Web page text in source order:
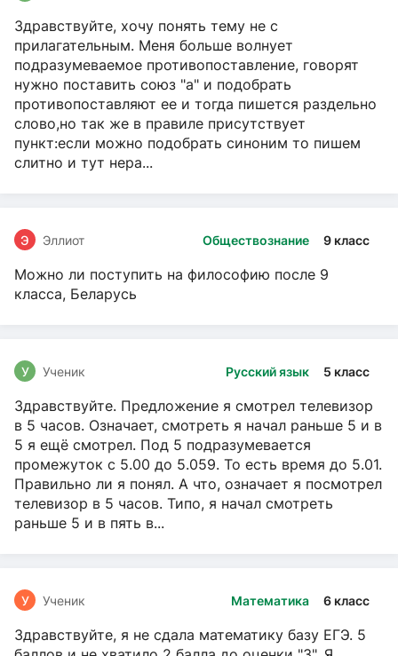
Здравствуйте, хочу понять тему не с
прилагательным. Меня больше волнует
подразумеваемое противопоставление, говорят
нужно поставить союз "а" и подобрать
противопоставляют ее и тогда пишется раздельно
слово,но так же в правиле присутствует
пункт:если можно подобрать синоним то пишем
слитно и тут нера...
Обществознание 9 класс
Э Эллиот
Можно ли поступить на философию после 9
класса, Беларусь
Русский язык 5 класс
У Ученик
Здравствуйте. Предложение я смотрел телевизор
в 5 часов. Означает, смотреть я начал раньше 5 и в
5 я ещё смотрел. Под 5 подразумевается
промежуток с 5.00 до 5.059. То есть время до 5.01.
Правильно ли я понял. А что, означает я посмотрел
телевизор в 5 часов. Типо, я начал смотреть
раньше 5 и в пять в...
Математика 6 класс
У Ученик
Здравствуйте, я не сдала математику базу ЕГЭ. 5